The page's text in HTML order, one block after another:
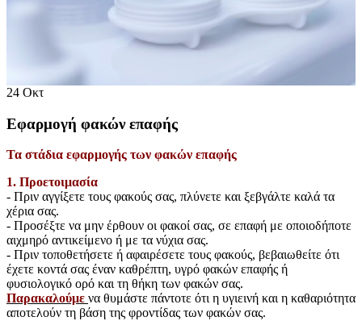
24 Οκτ
Εφαρμογή φακών επαφής
Τα στάδια εφαρμογής των φακών επαφής
1. Προετοιμασία
- Πριν αγγίξετε τους φακούς σας, πλύνετε και ξεβγάλτε καλά τα
χέρια σας.
- Προσέξτε να μην έρθουν οι φακοί σας, σε επαφή με οποιοδήποτε
αιχμηρό αντικείμενο ή με τα νύχια σας.
- Πριν τοποθετήσετε ή αφαιρέσετε τους φακούς, βεβαιωθείτε ότι
έχετε κοντά σας έναν καθρέπτη, υγρό φακών επαφής ή
φυσιολογικό ορό και τη θήκη των φακών σας.
Παρακαλούμε να θυμάστε πάντοτε ότι η υγιεινή και η καθαριότητα
αποτελούν τη βάση της φροντίδας των φακών σας.